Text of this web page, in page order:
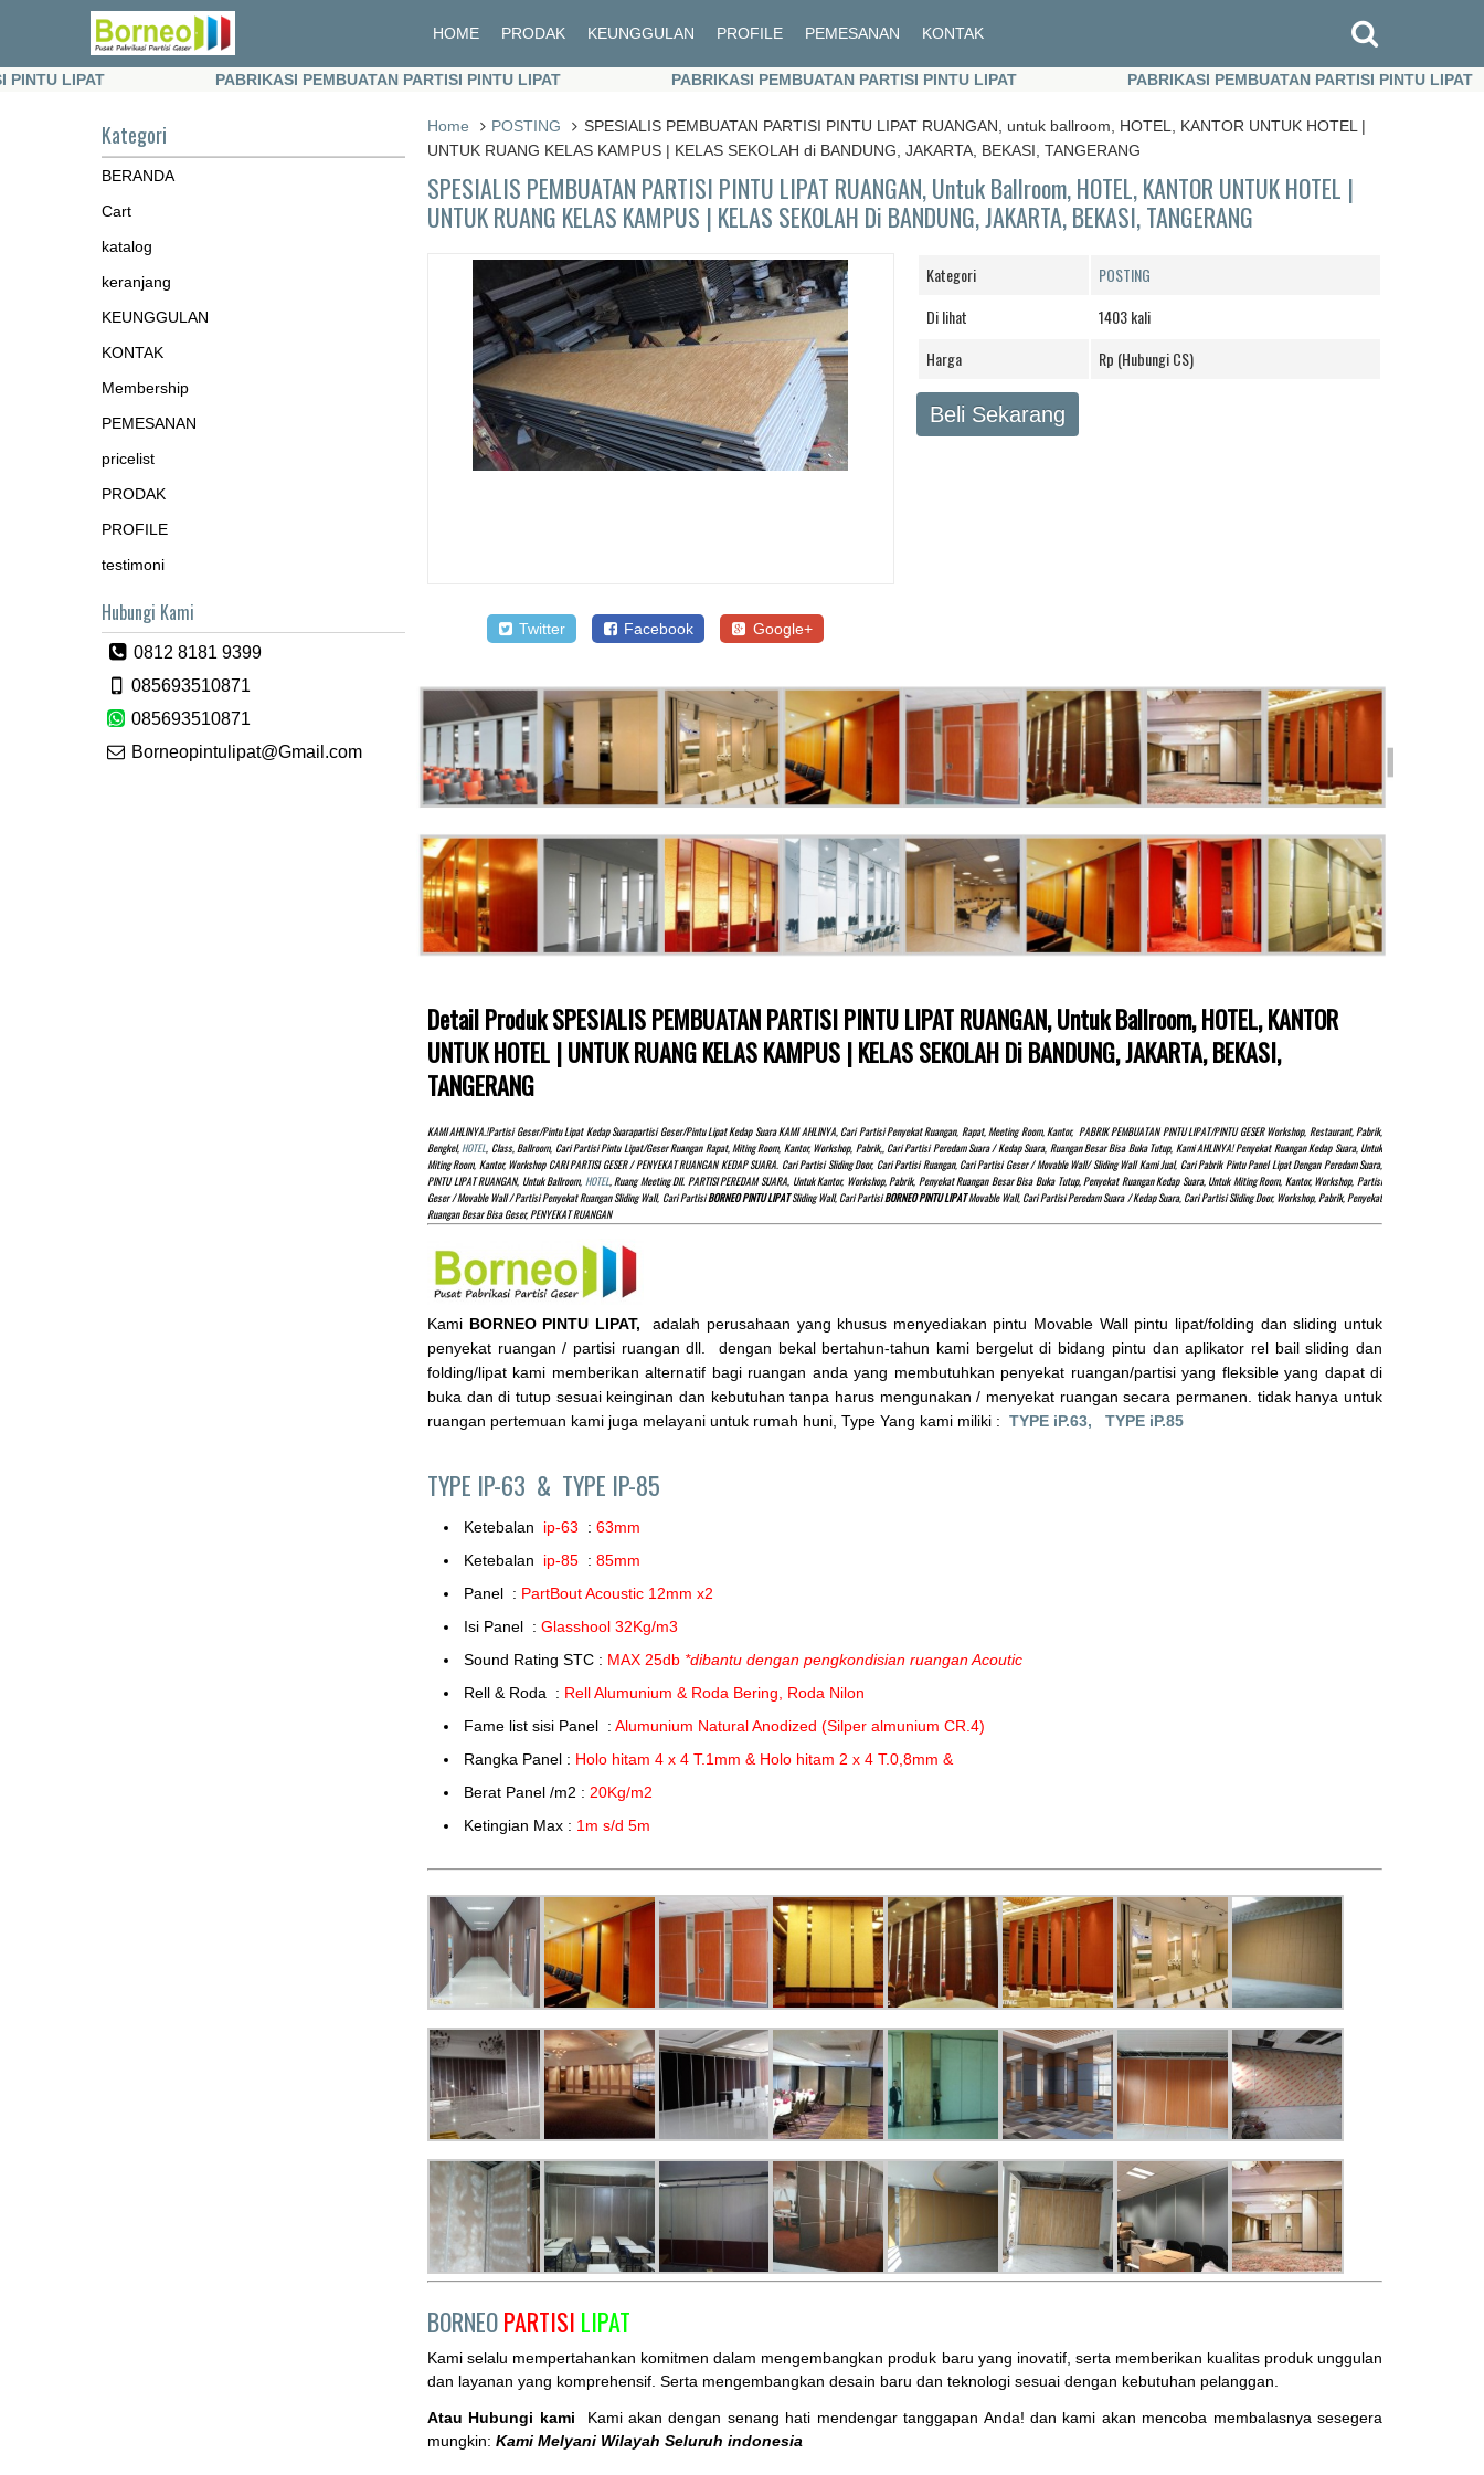
HOME PRODAK KEUNGGULAN PROFILE PEMESANAN KONTAK
LIPAT PABRIKASI PEMBUATAN PARTISI PINTU LIPAT PABRIKASI PEMBUATAN PARTISI PINTU LIPAT
PABRIKASI PEMBUATAN PARTISI PINTU LIPAT
Home
POSTING
SPESIALIS PEMBUATAN PARTISI PINTU LIPAT RUANGAN, untuk ballroom, HOTEL, KANTOR UNTUK HOTEL |
UNTUK RUANG KELAS KAMPUS | KELAS SEKOLAH di BANDUNG, JAKARTA, BEKASI, TANGERANG
SPESIALIS PEMBUATAN PARTISI PINTU LIPAT RUANGAN, Untuk Ballroom, HOTEL, KANTOR UNTUK HOTEL |
UNTUK RUANG KELAS KAMPUS | KELAS SEKOLAH Di BANDUNG, JAKARTA, BEKASI, TANGERANG
Twitter Facebook Google+
Kategori
POSTING
Di lihat
1403 kali
Harga
Rp (Hubungi CS)
Beli Sekarang
Detail Produk SPESIALIS PEMBUATAN PARTISI PINTU LIPAT RUANGAN, Untuk Ballroom, HOTEL, KANTOR
UNTUK HOTEL | UNTUK RUANG KELAS KAMPUS | KELAS SEKOLAH Di BANDUNG, JAKARTA, BEKASI,
TANGERANG
KAMI AHLINYA.!partisi Geser/pintu Lipat Kedap Suarapartisi Geser/pintu Lipat Kedap Suara KAMI AHLINYA, Cari Partisi Penyekat Ruangan, Rapat, Meeting Room, Kantor, PABRIK PEMBUATAN PINTU LIPAT/PINTU GESER Workshop, Restaurant, Pabrik,
Bengkel, HOTEL , Class, Ballroom, Cari Partisi Pintu Lipat/Geser Ruangan Rapat, Miting Room, Kantor, Workshop, Pabrik,, Cari Partisi Peredam Suara / Kedap Suara, Ruangan Besar Bisa Buka Tutup, Kami AHLINYA! Penyekat Ruangan Kedap Suara, Untuk
Miting Room, Kantor, Workshop CARI PARTISI GESER / PENYEKAT RUANGAN KEDAP SUARA. Cari Partisi Sliding Door, Cari Partisi Ruangan, Cari Partisi Geser / Movable Wall/ Sliding Wall Kami Jual, Cari Pabrik Pintu Panel Lipat Dengan Peredam Suara,
PINTU LIPAT RUANGAN, Untuk Ballroom, HOTEL, Ruang Meeting Dll. PARTISI PEREDAM SUARA, Untuk Kantor, Workshop, Pabrik, Penyekat Ruangan Besar Bisa Buka Tutup, Penyekat Ruangan Kedap Suara, Untuk Miting Room, Kantor, Workshop, Partisi
Geser / Movable Wall / Partisi Penyekat Ruangan Sliding Wall, Cari PartisiBORNEO PINTU LIPATSliding Wall, Cari PartisiBORNEO PINTU LIPATMovable Wall, Cari Partisi Peredam Suara / Kedap Suara, Cari Partisi Sliding Door, Workshop, Pabrik, Penyekat
Ruangan Besar Bisa Geser, PENYEKAT RUANGAN
Kami BORNEO PINTU LIPAT, adalah perusahaan yang khusus menyediakan pintu Movable Wall pintu lipat/folding dan sliding untuk
penyekat ruangan / partisi ruangan dll. dengan bekal bertahun-tahun kami bergelut di bidang pintu dan aplikator rel bail sliding dan
folding/lipat kami memberikan alternatif bagi ruangan anda yang membutuhkan penyekat ruangan/partisi yang fleksible yang dapat di
buka dan di tutup sesuai keinginan dan kebutuhan tanpa harus mengunakan / menyekat ruangan secara permanen. tidak hanya untuk
ruangan pertemuan kami juga melayani untuk rumah huni, Type Yang kami miliki : TYPE iP.63, TYPE iP.85
TYPE IP-63 & TYPE IP-85
Ketebalan ip-63 : 63mm
Ketebalan ip-85 : 85mm
Panel : PartBout Acoustic 12mm x2
Isi Panel : Glasshool 32Kg/m3
Sound Rating STC : MAX 25db *dibantu dengan pengkondisian ruangan Acoutic
Rell & Roda : Rell Alumunium & Roda Bering, Roda Nilon
Fame list sisi Panel : Alumunium Natural Anodized (Silper almunium CR.4)
Rangka Panel : Holo hitam 4 x 4 T.1mm & Holo hitam 2 x 4 T.0,8mm &
Berat Panel /m2 : 20Kg/m2
Ketingian Max : 1m s/d 5m
BORNEOPARTISI LIPAT
Kami selalu mempertahankan komitmen dalam mengembangkan produk baru yang inovatif, serta memberikan kualitas produk unggulan
dan layanan yang komprehensif. Serta mengembangkan desain baru dan teknologi sesuai dengan kebutuhan pelanggan.
Atau Hubungi kami
Kami akan dengan senang hati mendengar tanggapan Anda! dan kami akan mencoba membalasnya sesegera
mungkin: Kami Melyani Wilayah Seluruh indonesia
Kategori
BERANDA
Cart
katalog
keranjang
KEUNGGULAN
KONTAK
Membership
PEMESANAN
pricelist
PRODAK
PROFILE
testimoni
Hubungi Kami
0812 8181 9399
085693510871
085693510871
Borneopintulipat@Gmail.com